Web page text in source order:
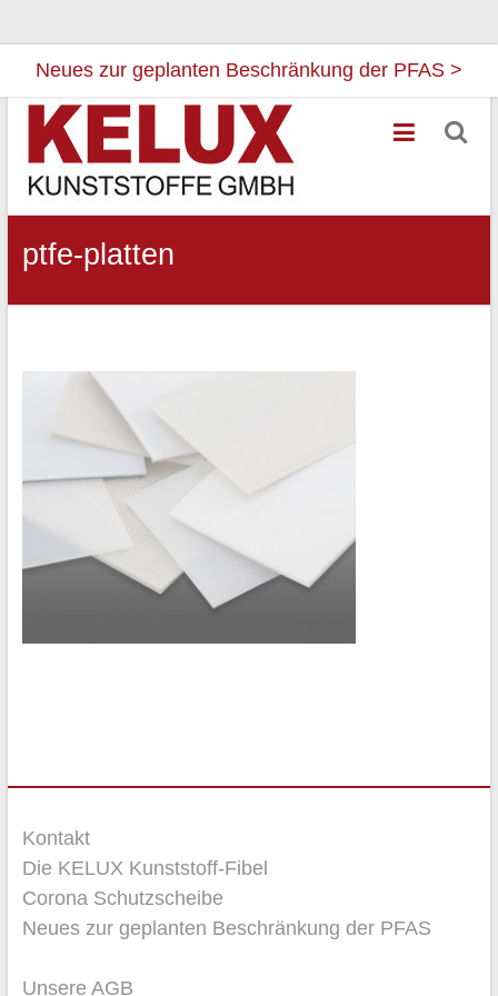
Neues zur geplanten Beschränkung der PFAS >
Zum
Inhalt
springen
Kelux
Kunststoffe
Ihr
Partner
für
ptfe-platten
Kontakt
Die KELUX Kunststoff-Fibel
Corona Schutzscheibe
Neues zur geplanten Beschränkung der PFAS
Unsere AGB